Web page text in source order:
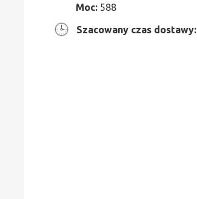
Moc: 588
Szacowany czas dostawy: